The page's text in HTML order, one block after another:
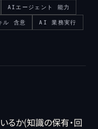
AIエージェント 能力
ル 含意 AI 業務実行
るか(知識の保有・回